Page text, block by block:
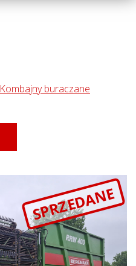
Kombajny buraczane
SPRZEDANE